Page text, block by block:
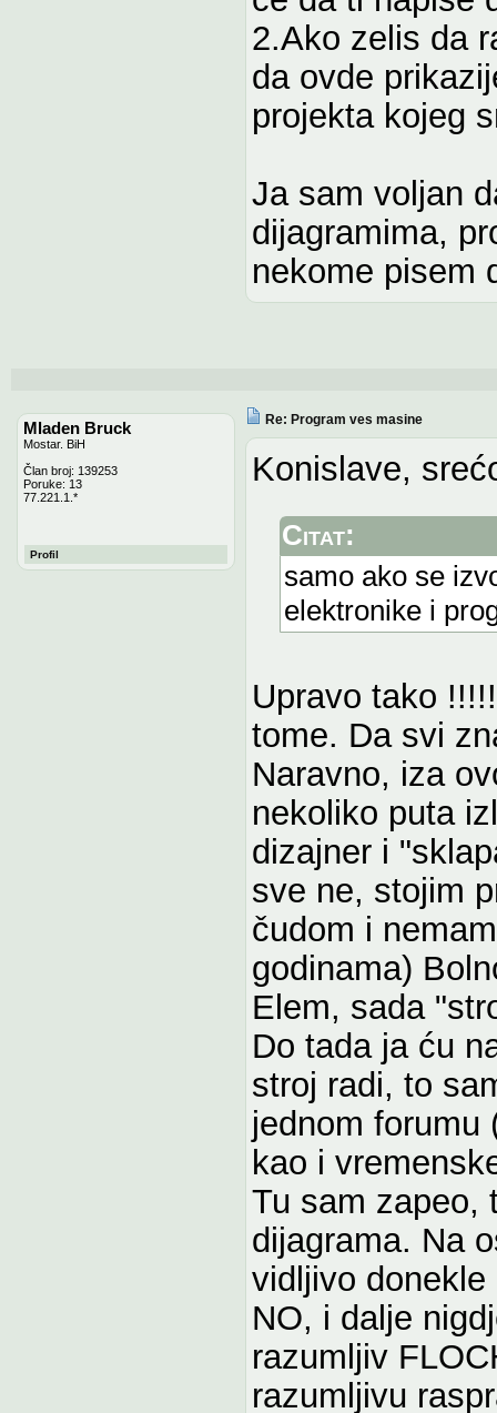
2.Ako zelis da
da ovde
projekta kojeg
Ja sam voljan
dijagramima,
nekome pisem
Mladen Bruck
Mostar. BiH
Član broj: 139253
Poruke: 13
77.221.1.*
Profil
Re: Program ves masine
Konislave,
Citat:
samo ako se
elektronike i
Upravo tako
tome. Da svi
Naravno, iza
nekoliko puta
dizajner i
sve ne, stojim
čudom i
godinama)
Elem, sada
Do tada ja ću
stroj radi, to
jednom forumu
kao i
Tu sam zapeo,
dijagrama. Na
vidljivo
NO, i dalje
razumljiv
razumljivu